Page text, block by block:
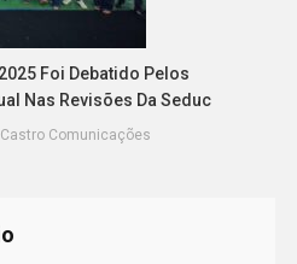
Foi Debatido Pelos
Nas Revisões Da Seduc
Castro Comunicações